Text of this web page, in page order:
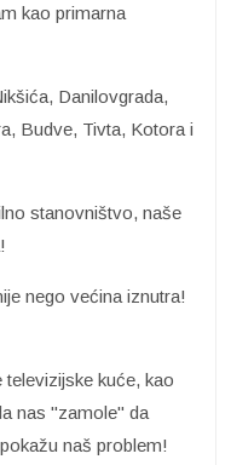
kao primarna
Danilovgrada,
Budve, Tivta, Kotora i
stanovništvo, naše
nego većina iznutra!
kuće, kao
nas "zamole" da
naš problem!